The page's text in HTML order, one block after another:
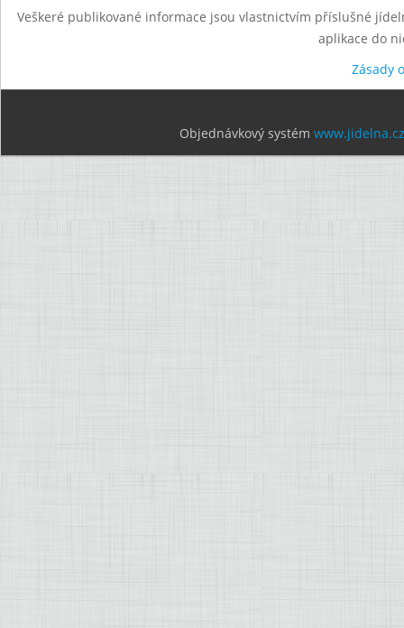
Veškeré publikované informace jsou vlastnictvím příslušné
aplikace do
Zásady
Objednávkový systém www.jidelna.cz